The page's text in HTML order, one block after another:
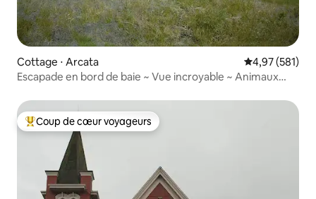
Cottage ⋅ Arcata Évaluation
4,97 (581)
Escapade en bord de baie ~ Vue incroyable ~ Animaux
Coups de cœur voyageurs les plus appréciés
Coup de cœur voyageurs